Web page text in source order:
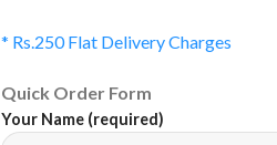
* Rs.250 Flat Delivery Charges
Quick Order Form
Your Name (required)